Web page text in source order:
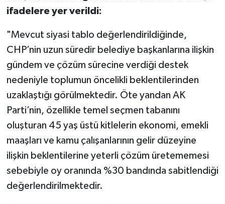
ifadelere yer verildi:
"Mevcut siyasi tablo değerlendirildiğinde,
CHP’nin uzun süredir belediye başkanlarına ilişkin
gündem ve çözüm sürecine verdiği destek
nedeniyle toplumun öncelikli beklentilerinden
uzaklaştığı görülmektedir. Öte yandan AK
Parti’nin, özellikle temel seçmen tabanını
oluşturan 45 yaş üstü kitlelerin ekonomi, emekli
maaşları ve kamu çalışanlarının gelir düzeyine
ilişkin beklentilerine yeterli çözüm üretememesi
sebebiyle oy oranında %30 bandında sabitlendiği
değerlendirilmektedir.